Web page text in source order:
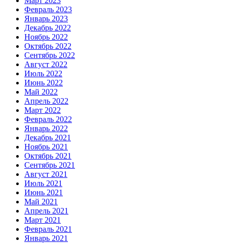
Февраль 2023
Январь 2023
Декабрь 2022
Ноябрь 2022
Октябрь 2022
Сентябрь 2022
Август 2022
Июль 2022
Июнь 2022
Май 2022
Апрель 2022
Март 2022
Февраль 2022
Январь 2022
Декабрь 2021
Ноябрь 2021
Октябрь 2021
Сентябрь 2021
Август 2021
Июль 2021
Июнь 2021
Май 2021
Апрель 2021
Март 2021
Февраль 2021
Январь 2021